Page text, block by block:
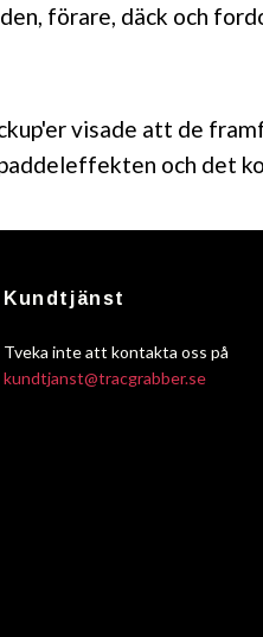
förare, däck och
visade att de
och det
Kundtjänst
Tveka inte att kontakta oss på
kundtjanst@tracgrabber.se